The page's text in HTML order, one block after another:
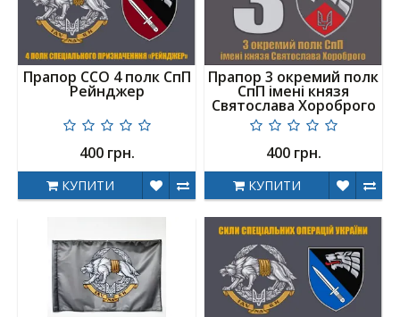
Прапор ССО 4 полк СпП
Рейнджер
400 грн.
КУПИТИ
Прапор 3 окремий полк
СпП імені князя
Святослава Хороброго
400 грн.
КУПИТИ